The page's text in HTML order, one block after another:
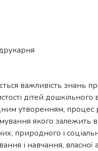
важливість знань
дітей дошкільного
утворенням, процес
якого залежить
природного і
і навчання, власної